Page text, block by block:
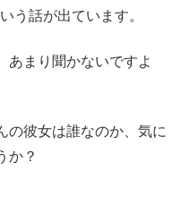
う話が出ています。
あまり聞かないですよ
の彼女は誰なのか、気に
か？